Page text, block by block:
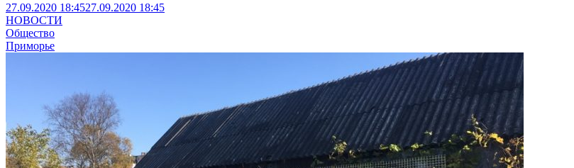
27.09.2020 18:4527.09.2020 18:45
НОВОСТИ
Общество
Приморье